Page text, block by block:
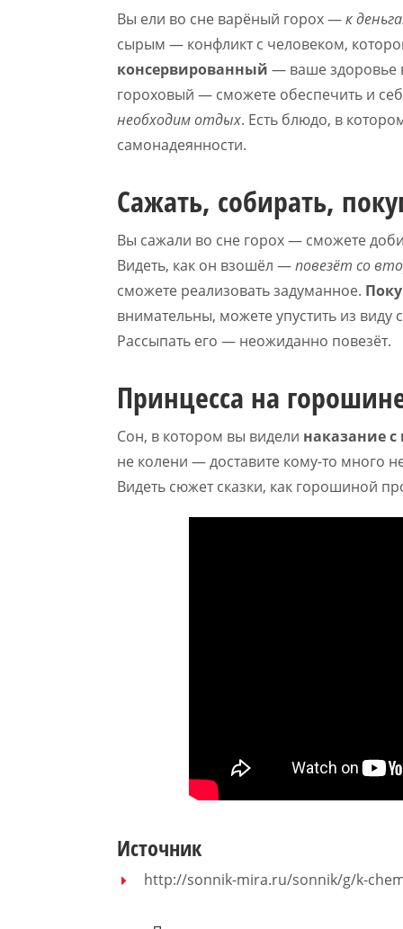
Вы ели во сне варёный горох —к
сырым — конфликт с человеком,
консервированный — ваше здоровье
гороховый — сможете обеспечить и
необходим отдых. Есть блюдо, в
самонадеянности.
Сажать, собирать,
Вы сажали во сне горох — сможете
Видеть, как он взошёл —повезёт со
сможете реализовать задуманное.
внимательны, можете упустить из
Рассыпать его — неожиданно повезёт.
Принцесса на
Сон, в котором вы видели наказание
не колени — доставите кому-то много
Видеть сюжет сказки, как горошиной
Источник
http://sonnik-mira.ru/sonnik/g/k-